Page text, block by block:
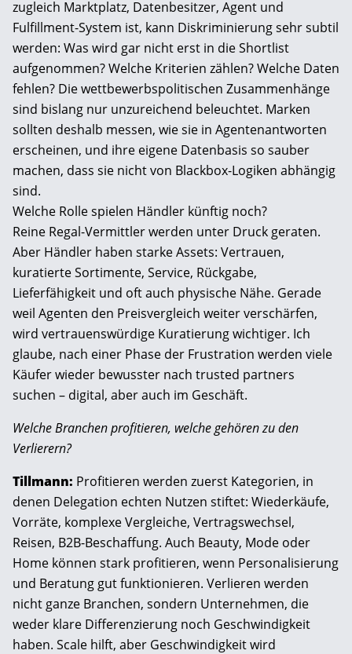
zugleich Marktplatz, Datenbesitzer, Agent und
Fulfillment-System ist, kann Diskriminierung sehr subtil
werden: Was wird gar nicht erst in die Shortlist
aufgenommen? Welche Kriterien zählen? Welche Daten
fehlen? Die wettbewerbspolitischen Zusammenhänge
sind bislang nur unzureichend beleuchtet. Marken
sollten deshalb messen, wie sie in Agentenantworten
erscheinen, und ihre eigene Datenbasis so sauber
machen, dass sie nicht von Blackbox-Logiken abhängig
sind.
Welche Rolle spielen Händler künftig noch?
Reine Regal-Vermittler werden unter Druck geraten.
Aber Händler haben starke Assets: Vertrauen,
kuratierte Sortimente, Service, Rückgabe,
Lieferfähigkeit und oft auch physische Nähe. Gerade
weil Agenten den Preisvergleich weiter verschärfen,
wird vertrauenswürdige Kuratierung wichtiger. Ich
glaube, nach einer Phase der Frustration werden viele
Käufer wieder bewusster nach trusted partners
suchen – digital, aber auch im Geschäft.
Welche Branchen profitieren, welche gehören zu den
Verlierern?
Tillmann: Profitieren werden zuerst Kategorien, in
denen Delegation echten Nutzen stiftet: Wiederkäufe,
Vorräte, komplexe Vergleiche, Vertragswechsel,
Reisen, B2B-Beschaffung. Auch Beauty, Mode oder
Home können stark profitieren, wenn Personalisierung
und Beratung gut funktionieren. Verlieren werden
nicht ganze Branchen, sondern Unternehmen, die
weder klare Differenzierung noch Geschwindigkeit
haben. Scale hilft, aber Geschwindigkeit wird